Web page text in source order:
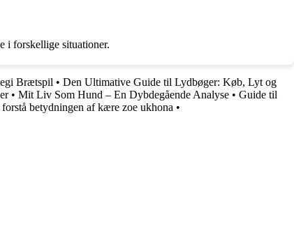
i forskellige situationer.
Brætspil • Den Ultimative Guide til Lydbøger: Køb, Lyt og
• Mit Liv Som Hund – En Dybdegående Analyse • Guide til
betydningen af kære zoe ukhona •